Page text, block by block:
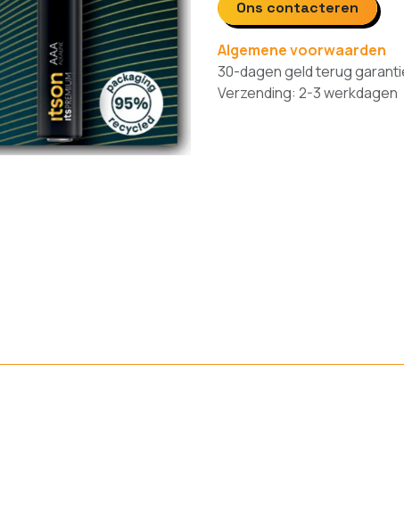
Ons contacteren
Algemene voorwaarden
30-dagen geld terug
Verzending: 2-3 werkdagen